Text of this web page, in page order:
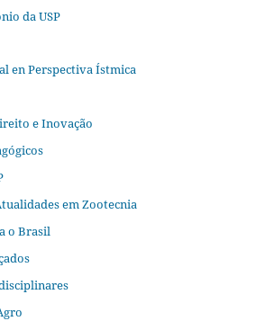
da USP
en Perspectiva Ístmica
e Inovação
em Zootecnia
o Brasil